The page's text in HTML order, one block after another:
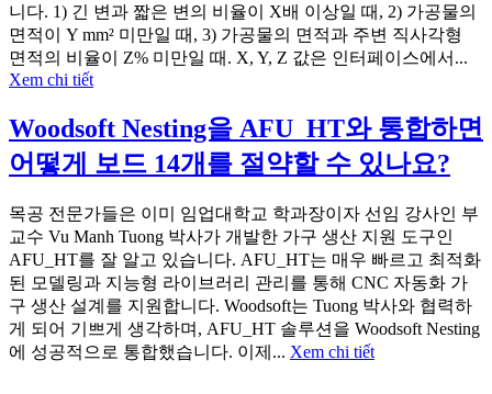
니다. 1) 긴 변과 짧은 변의 비율이 X배 이상일 때, 2) 가공물의
면적이 Y mm² 미만일 때, 3) 가공물의 면적과 주변 직사각형
면적의 비율이 Z% 미만일 때. X, Y, Z 값은 인터페이스에서...
Xem chi tiết
Woodsoft Nesting을 AFU_HT와 통합하면
어떻게 보드 14개를 절약할 수 있나요?
목공 전문가들은 이미 임업대학교 학과장이자 선임 강사인 부
교수 Vu Manh Tuong 박사가 개발한 가구 생산 지원 도구인
AFU_HT를 잘 알고 있습니다. AFU_HT는 매우 빠르고 최적화
된 모델링과 지능형 라이브러리 관리를 통해 CNC 자동화 가
구 생산 설계를 지원합니다. Woodsoft는 Tuong 박사와 협력하
게 되어 기쁘게 생각하며, AFU_HT 솔루션을 Woodsoft Nesting
에 성공적으로 통합했습니다. 이제... Xem chi tiết